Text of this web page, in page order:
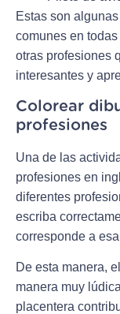
Estas son
comunes en
otras profesiones
interesantes y
Colorear
profesiones
Una de las
profesiones en
diferentes
escriba
corresponde a
De esta manera,
manera muy
placentera